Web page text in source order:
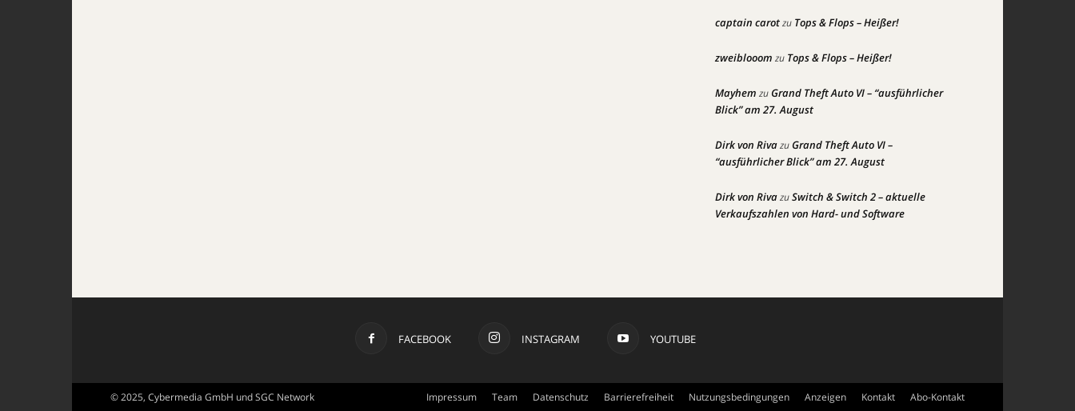
captain carotzu Tops & Flops – Heißer!
zweiblooom zu Tops & Flops – Heißer!
Mayhem zuGrand Theft Auto VI – “ausführlicher
Blick” am 27. August
Dirk von RivazuGrand Theft Auto VI –
“ausführlicher Blick” am 27. August
Dirk von RivazuSwitch & Switch 2 – aktuelle
Verkaufszahlen von Hard- und Software
FACEBOOK INSTAGRAM YOUTUBE
Impressum Team Datenschutz Barrierefreiheit Nutzungsbedingungen Anzeigen Kontakt Abo-Kontakt
© 2025, Cybermedia GmbH und SGC Network